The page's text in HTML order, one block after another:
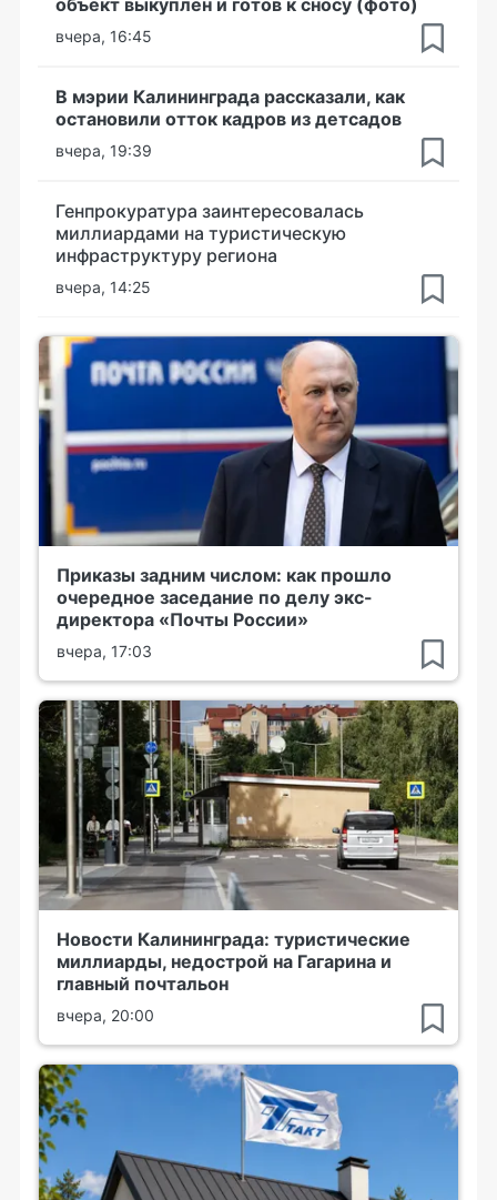
вчера, 16:45
В мэрии Калининграда рассказали, как
остановили отток кадров из детсадов
вчера, 19:39
Генпрокуратура заинтересовалась
миллиардами на туристическую
инфраструктуру региона
вчера, 14:25
Приказы задним числом: как прошло
очередное заседание по делу экс-
директора «Почты России»
вчера, 17:03
Новости Калининграда: туристические
миллиарды, недострой на Гагарина и
главный почтальон
вчера, 20:00